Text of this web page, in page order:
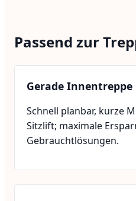
Passend zur
Gerade Innentreppe
Schnell planbar, kurze
Sitzlift; maximale
Gebrauchtlösungen.